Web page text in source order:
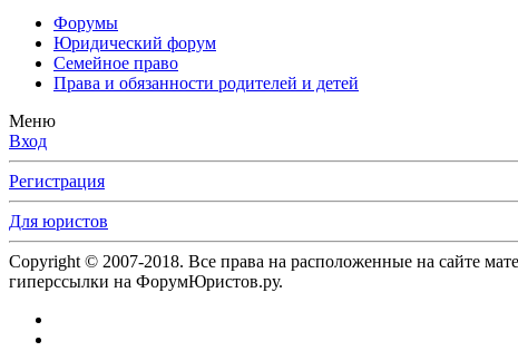
Форумы
Юридический форум
Семейное право
Права и обязанности родителей и детей
Меню
Вход
Регистрация
Для юристов
Copyright © 2007-2018. Все права на расположенные на сайте
гиперссылки на ФорумЮристов.ру.